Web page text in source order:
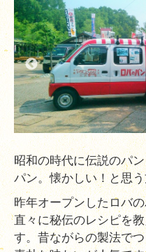
昭和の時代に伝説のパ
パン。懐かしい！と思
昨年オープンしたロバ
直々に秘伝のレシピを
す。昔ながらの製法で